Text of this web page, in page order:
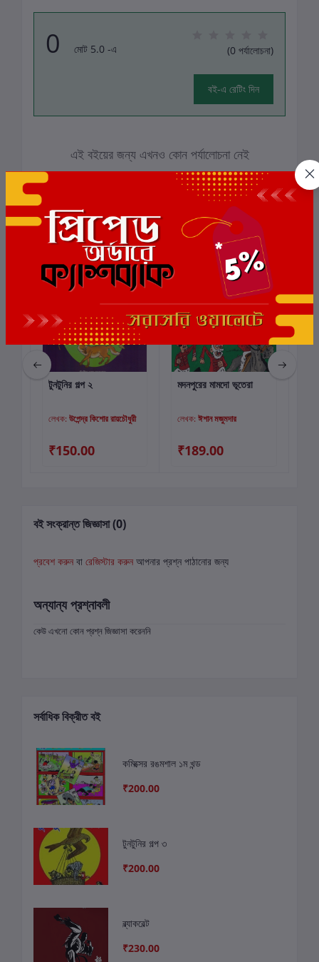
0 মোট 5.0 -এ (0 পর্যালোচনা)
বই-এ রেটিং দিন
এই বইয়ের জন্য এখনও কোন পর্যালোচনা নেই
সংশ্লিষ্ট বই
কার্টে যোগ করুন
টুনটুনির গল্প ২
লেখক: উপেন্দ্র কিশোর রায়চৌধুরী
₹150.00
কার্টে যোগ করুন
মদনপুরের মামদো ভূতেরা
লেখক: ঈশান মজুমদার
₹189.00
বই সংক্রান্ত জিজ্ঞাসা (0)
প্রবেশ করুন বা রেজিস্টার করুন আপনার প্রশ্ন পাঠানোর জন্য
অন্যান্য প্রশ্নাবলী
কেউ এখনো কোন প্রশ্ন জিজ্ঞাসা করেননি
সর্বাধিক বিক্রীত বই
কমিক্সের রঙমশাল ১ম খন্ড
₹200.00
টুনটুনির গল্প ৩
₹200.00
ব্ল্যাকবেল্ট
₹230.00